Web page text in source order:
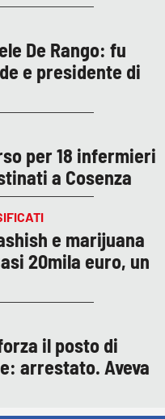
De Rango: fu
e presidente di
per 18 infermieri
a Cosenza
e marijuana
20mila euro, un
il posto di
arrestato. Aveva